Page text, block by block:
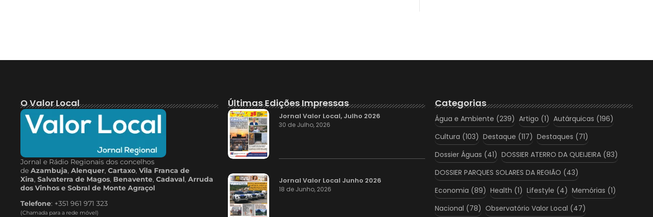
O Valor Local
Jornal e Rádio Regionais dos concelhos
de Azambuja, Alenquer, Cartaxo, Vila Franca de
Xira, Salvaterra de Magos, Benavente, Cadaval, Arruda
dos Vinhos e Sobral de Monte Agraçol
Telefone: +351 961 971 323
(Chamada para a rede móvel)
Últimas Edições Impressas
Jornal Valor Local, Julho 2026
30 de Julho, 2026
Jornal Valor Local Junho 2026
18 de Junho, 2026
Categorias
Água e Ambiente (239) Artigo (1) Autárquicas (196)
Cultura (103) Destaque (117) Destaques (71)
Dossier Águas (41) DOSSIER ATERRO DA QUEIJEIRA (83)
DOSSIER PARQUES SOLARES DA REGIÃO (43)
Economia (89) Health (1) Lifestyle (4) Memórias (1)
Nacional (78) Observatório Valor Local (47)